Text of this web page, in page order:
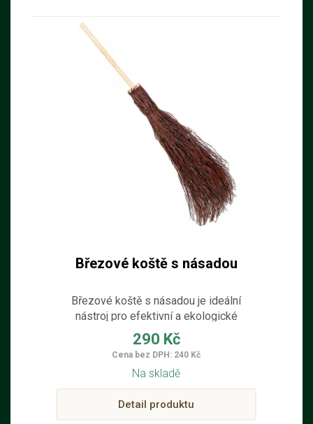
Březové koště s násadou
Březové koště s násadou je ideální
nástroj pro efektivní a ekologické
uklízení a údržbu domácnosti.
290 Kč
Cena bez DPH: 240 Kč
Na skladě
Detail produktu